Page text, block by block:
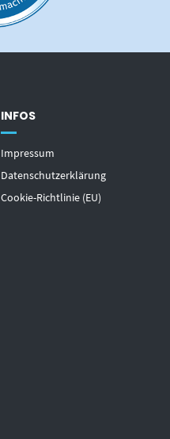
INFOS
Impressum
Datenschutzerklärung
Cookie-Richtlinie (EU)